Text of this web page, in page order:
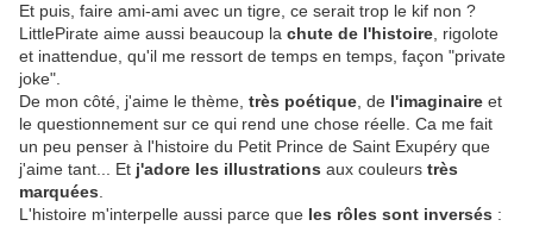
Et puis, faire ami-ami avec un tigre, ce serait trop le kif non ?
LittlePirate aime aussi beaucoup la chute de l'histoire , rigolote
et inattendue, qu'il me ressort de temps en temps, façon "private
joke".
De mon côté, j'aime le thème, très poétique , de l'imaginaire et
le questionnement sur ce qui rend une chose réelle. Ca me fait
un peu penser à l'histoire du Petit Prince de Saint Exupéry que
j'aime tant... Et j'adore les illustrations aux couleurs très
marquées
L'histoire m'interpelle aussi parce que les rôles sont inversés :